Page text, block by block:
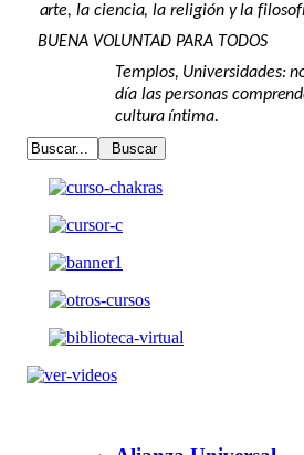
arte, la ciencia, la religión y la
BUENA VOLUNTAD PARA TODOS
Templos, Universidades:
día las personas
cultura íntima.